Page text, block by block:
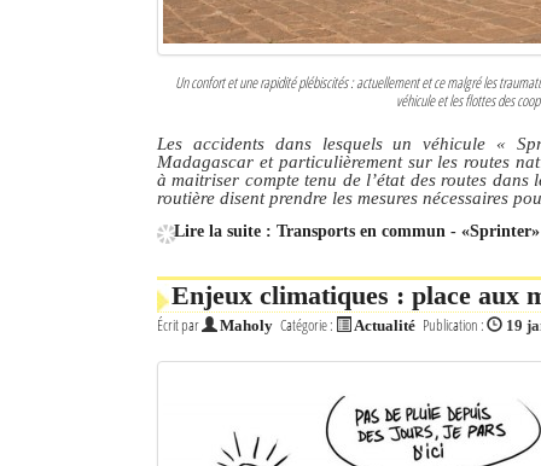
Un confort et une rapidité plébiscités : actuellement et ce malgré les
véhicule et les flottes des
Les accidents dans lesquels un véhicule «
Madagascar et particulièrement sur les routes
à maitriser compte tenu de l’état des routes
routière disent prendre les mesures nécessaires
Lire la suite : Transports en commun -
Enjeux climatiques : place aux
Écrit par Maholy Catégorie : Actualité Publication : 19